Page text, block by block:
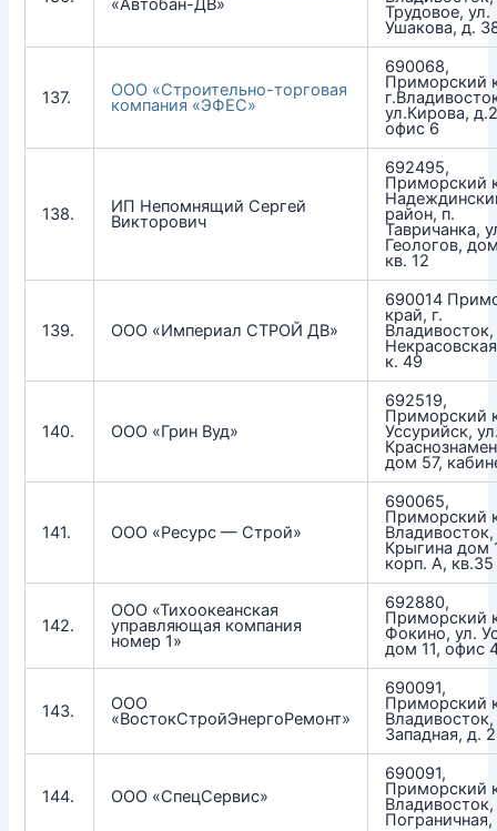
Трудовое, ул.
Ушакова, д.
137. ООО «Строительно-торговая
компания «ЭФЕС»
690068,
Приморский
ул.Кирова,
офис 6
138. ИП Непомнящий Сергей
Викторович
692495,
Приморский
район, п.
Тавричанка,
Геологов,
кв. 12
139. ООО «Империал СТРОЙ ДВ»
690014
край, г.
Владивосток,
к. 49
140. ООО «Грин Вуд»
692519,
Приморский
Уссурийск,
дом 57,
141. ООО «Ресурс — Строй»
690065,
Приморский
Владивосток,
Крыгина дом
корп. А, кв.35
142.
ООО «Тихоокеанская
управляющая компания
номер 1»
692880,
Приморский
Фокино, ул.
дом 11, офис
143. ООО
«ВостокСтройЭнергоРемонт»
690091,
Приморский
Владивосток,
Западная, д.
144. ООО «СпецСервис»
690091,
Приморский
Владивосток,
Пограничная,